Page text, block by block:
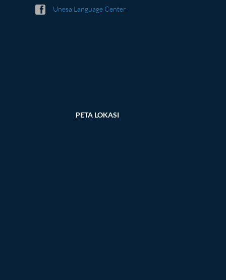
Unesa Language Center
PETA LOKASI